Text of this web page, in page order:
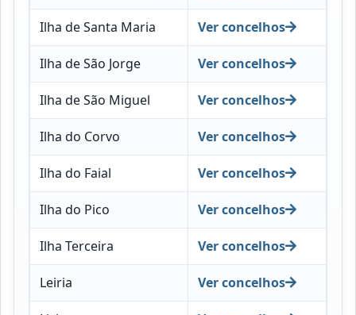
Ilha de Santa Maria Ver concelhos
Ilha de São Jorge Ver concelhos
Ilha de São Miguel Ver concelhos
Ilha do Corvo Ver concelhos
Ilha do Faial Ver concelhos
Ilha do Pico Ver concelhos
Ilha Terceira Ver concelhos
Leiria Ver concelhos